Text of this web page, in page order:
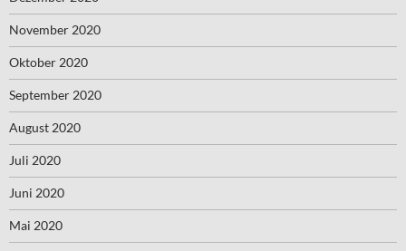
November 2020
Oktober 2020
September 2020
August 2020
Juli 2020
Juni 2020
Mai 2020